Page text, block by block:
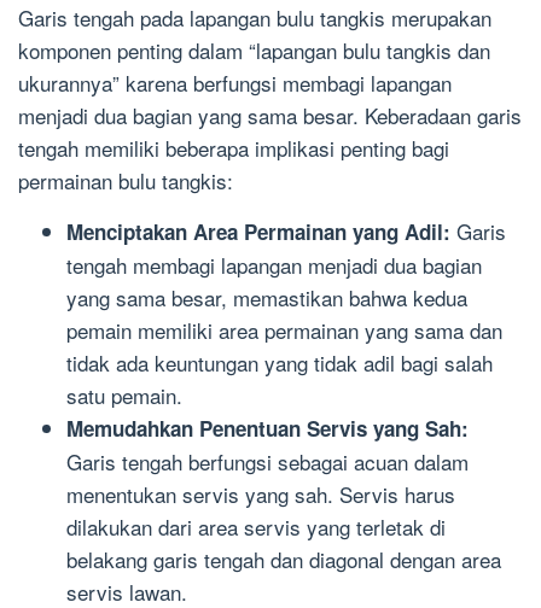
Garis tengah pada lapangan bulu tangkis merupakan
komponen penting dalam “lapangan bulu tangkis dan
ukurannya” karena berfungsi membagi lapangan
menjadi dua bagian yang sama besar. Keberadaan garis
tengah memiliki beberapa implikasi penting bagi
permainan bulu tangkis:
Menciptakan Area Permainan yang Adil: Garis
tengah membagi lapangan menjadi dua bagian
yang sama besar, memastikan bahwa kedua
pemain memiliki area permainan yang sama dan
tidak ada keuntungan yang tidak adil bagi salah
satu pemain.
Memudahkan Penentuan Servis yang Sah:
Garis tengah berfungsi sebagai acuan dalam
menentukan servis yang sah. Servis harus
dilakukan dari area servis yang terletak di
belakang garis tengah dan diagonal dengan area
servis lawan.